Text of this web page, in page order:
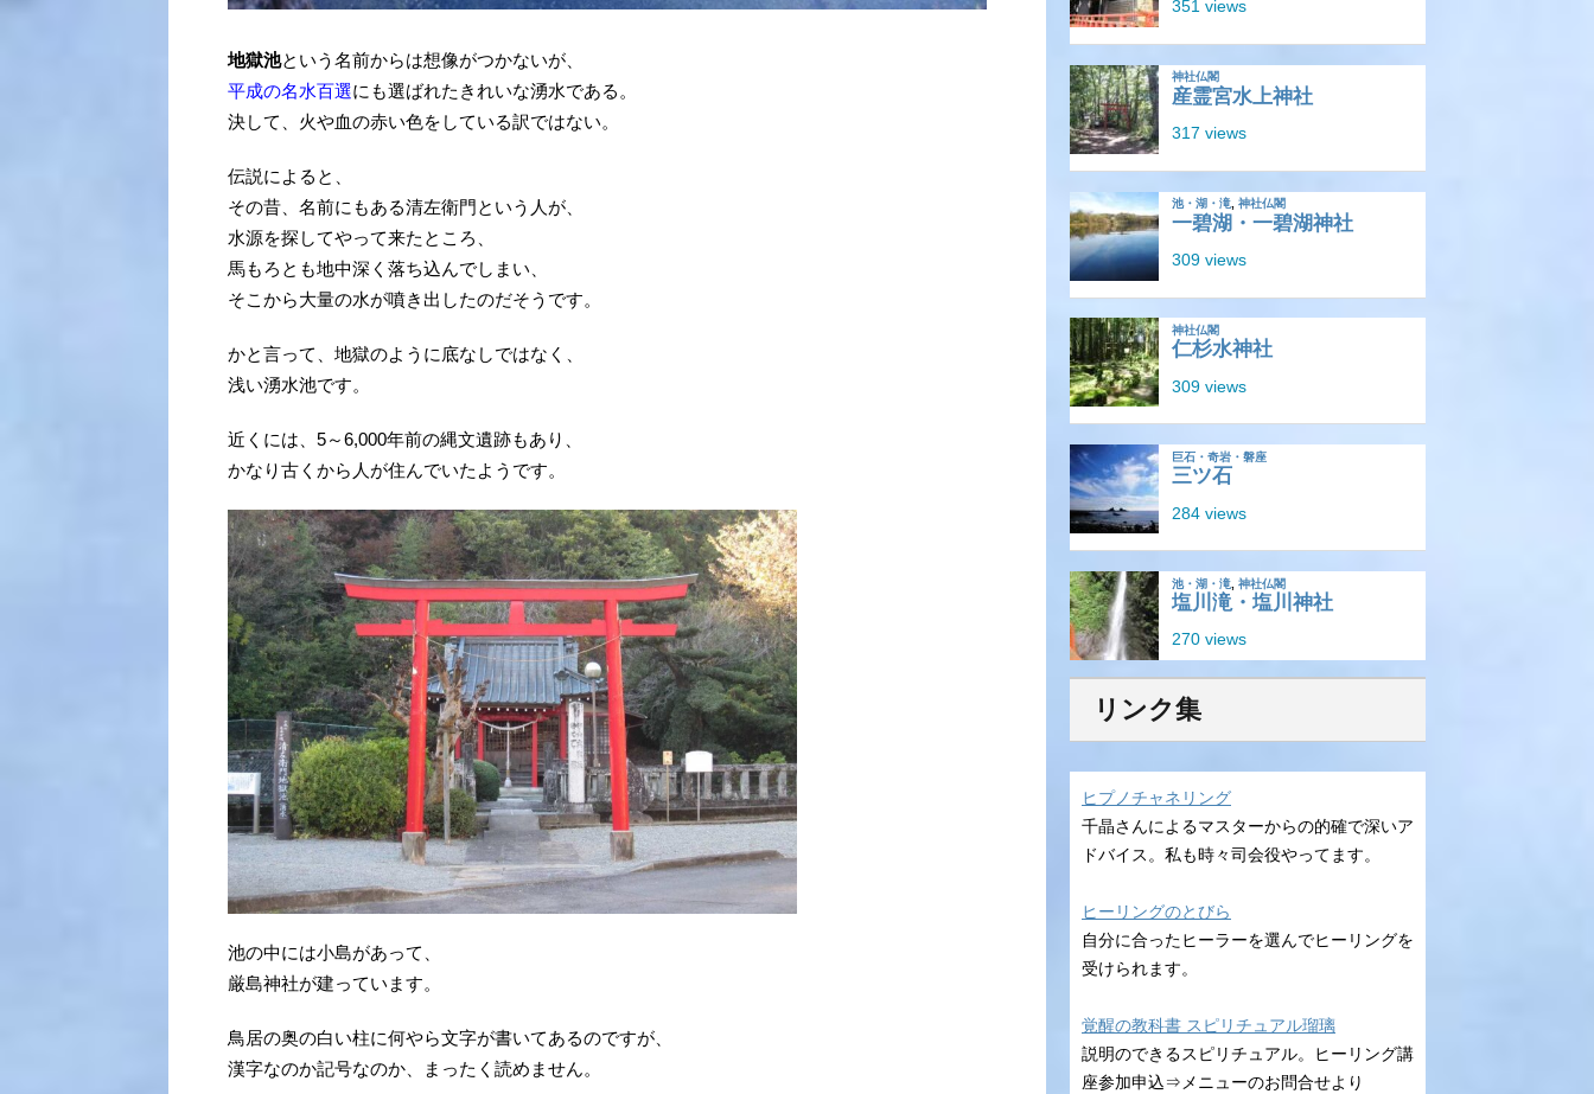
地獄池という名前からは想像がつかないが、
平成の名水百選にも選ばれたきれいな湧水である。
決して、火や血の赤い色をしている訳ではない。
伝説によると、
その昔、名前にもある清左衛門という人が、
水源を探してやって来たところ、
馬もろとも地中深く落ち込んでしまい、
そこから大量の水が噴き出したのだそうです。
かと言って、地獄のように底なしではなく、
浅い湧水池です。
近くには、5～6,000年前の縄文遺跡もあり、
かなり古くから人が住んでいたようです。
池の中には小島があって、
厳島神社が建っています。
鳥居の奥の白い柱に何やら文字が書いてあるのですが、
漢字なのか記号なのか、まったく読めません。
リンク集
ヒプノチャネリング
千晶さんによるマスターからの的確で深いア
ドバイス。私も時々司会役やってます。
ヒーリングのとびら
自分に合ったヒーラーを選んでヒーリングを
受けられます。
覚醒の教科書 スピリチュアル瑠璃
説明のできるスピリチュアル。ヒーリング講
座参加申込⇒メニューのお問合せより